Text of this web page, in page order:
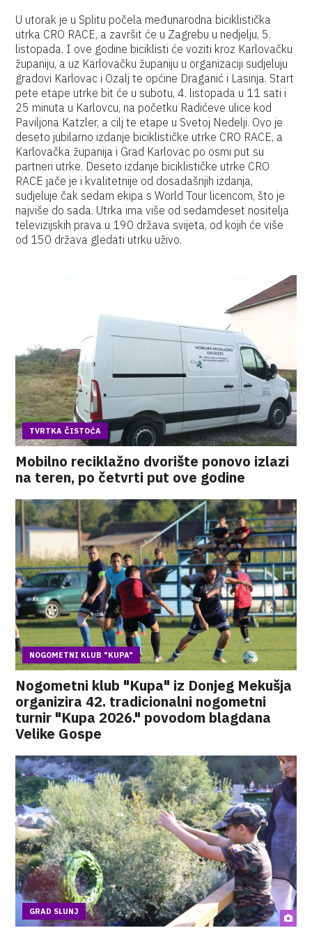
U utorak je u Splitu počela međunarodna biciklistička
utrka CRO RACE, a završit će u Zagrebu u nedjelju, 5.
listopada. I ove godine biciklisti će voziti kroz Karlovačku
županiju, a uz Karlovačku županiju u organizaciji sudjeluju
gradovi Karlovac i Ozalj te općine Draganić i Lasinja. Start
pete etape utrke bit će u subotu, 4. listopada u 11 sati i
25 minuta u Karlovcu, na početku Radićeve ulice kod
Paviljona Katzler, a cilj te etape u Svetoj Nedelji. Ovo je
deseto jubilarno izdanje biciklističke utrke CRO RACE, a
Karlovačka županija i Grad Karlovac po osmi put su
partneri utrke. Deseto izdanje biciklističke utrke CRO
RACE jače je i kvalitetnije od dosadašnjih izdanja,
sudjeluje čak sedam ekipa s World Tour licencom, što je
najviše do sada. Utrka ima više od sedamdeset nositelja
televizijskih prava u 190 država svijeta, od kojih će više
od 150 država gledati utrku uživo.
TVRTKA ČISTOĆA
Mobilno reciklažno dvorište ponovo izlazi
na teren, po četvrti put ove godine
NOGOMETNI KLUB "KUPA"
Nogometni klub "Kupa" iz Donjeg Mekušja
organizira 42. tradicionalni nogometni
turnir "Kupa 2026." povodom blagdana
Velike Gospe
GRAD SLUNJ